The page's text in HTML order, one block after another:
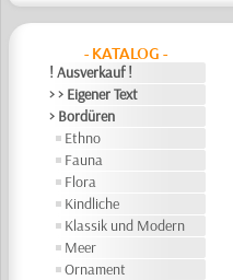
- KATALOG -
! Ausverkauf !
> > Eigener Text
> Bordüren
Ethno
Fauna
Flora
Kindliche
Klassik und Modern
Meer
Ornament